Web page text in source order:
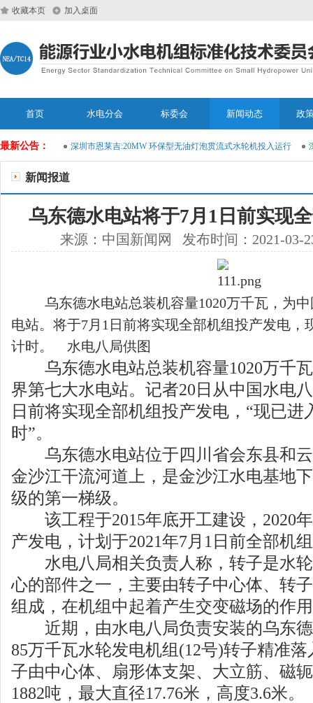
收藏本页 加入桌面
首页 水电分会 标委会 新闻动态 政
最新公告：
运维大模型 深圳市恩莱吉:20MW 环保型无油灯泡贯流式水轮机投入运行 深
新闻报道
乌东德水电站将于7月1日前实现
来源：中国新闻网 发布时间：2021-03-
乌东德水电站总装机容量1020万千瓦，为
电站。将于7月1日前将实现全部机组投产发电，
计时。 水电八局供图
乌东德水电站总装机容量1020万千瓦
界第七大水电站。记者20日从中国水电
日前将实现全部机组投产发电，“现已进
时”。
乌东德水电站位于四川省会东县和云
金沙江干流河道上，是金沙江水电基地
级的第一梯级。
该工程于2015年底开工建设，2020年
产发电，计划于2021年7月1日前全部机
水电八局相关负责人称，转子是水轮
心的部件之一，主要由转子中心体、转
组成，在机组中起着产生交变磁场的作
近期，由水电八局负责安装的乌东德
85万千瓦水轮发电机组(12号)转子精准
子由中心体、扇形体支架、大立筋、磁
1882吨，最大直径17.76米，高度3.6米。